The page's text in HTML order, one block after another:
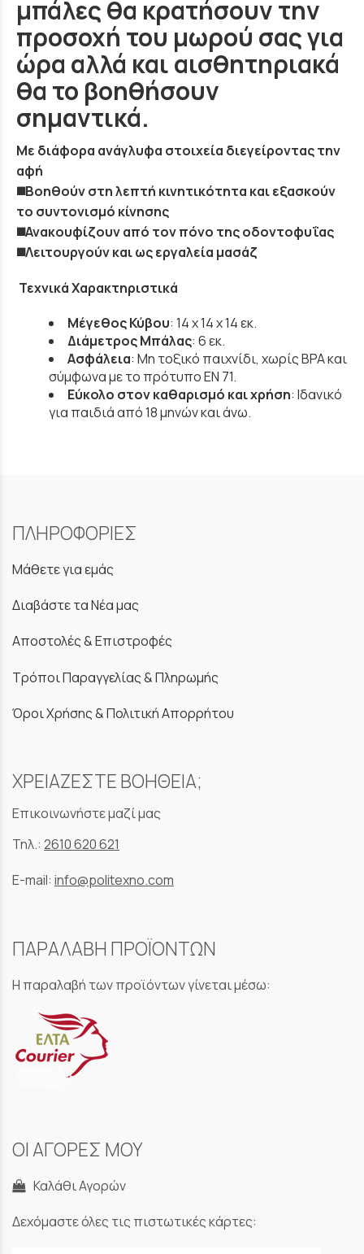
μπάλες θα κρατήσουν την
προσοχή του μωρού σας για
ώρα αλλά και αισθητηριακά
θα το βοηθήσουν
σημαντικά.
Με διάφορα ανάγλυφα στοιχεία διεγείροντας την
αφή
◼️Βοηθούν στη λεπτή κινητικότητα και εξασκούν
το συντονισμό κίνησης
◼️Ανακουφίζουν από τον πόνο της οδοντοφυΐας
◼️Λειτουργούν και ως εργαλεία μασάζ
Τεχνικά Χαρακτηριστικά
Μέγεθος Κύβου: 14 x 14 x 14 εκ.
Διάμετρος Μπάλας: 6 εκ.
Ασφάλεια: Μη τοξικό παιχνίδι, χωρίς BPA και
σύμφωνα με το πρότυπο EN 71.
Εύκολο στον καθαρισμό και χρήση: Ιδανικό
για παιδιά από 18 μηνών και άνω.
ΠΛΗΡΟΦΟΡΙΕΣ
Μάθετε για εμάς
Διαβάστε τα Νέα μας
Αποστολές & Επιστροφές
Τρόποι Παραγγελίας & Πληρωμής
Όροι Χρήσης & Πολιτική Απορρήτου
ΧΡΕΙΑΖΕΣΤΕ ΒΟΗΘΕΙΑ;
Επικοινωνήστε μαζί μας
Τηλ.: 2610 620 621
E-mail: info@politexno.com
ΠΑΡΑΛΑΒΗ ΠΡΟΪΟΝΤΩΝ
Η παραλαβή των προϊόντων γίνεται μέσω:
ΟΙ ΑΓΟΡΕΣ ΜΟΥ
Καλάθι Αγορών
Δεχόμαστε όλες τις πιστωτικές κάρτες: